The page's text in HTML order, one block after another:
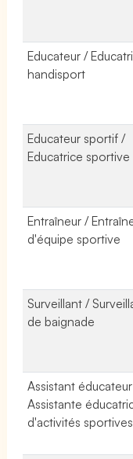
Educateur /
handisport
Educateur sportif /
Educatrice sportive
Entraîneur /
d'équipe sportive
Surveillant /
de baignade
Assistant
Assistante
d'activités sportives